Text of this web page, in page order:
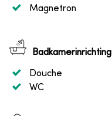
Magnetron
Badkamerinrichting
Douche
WC